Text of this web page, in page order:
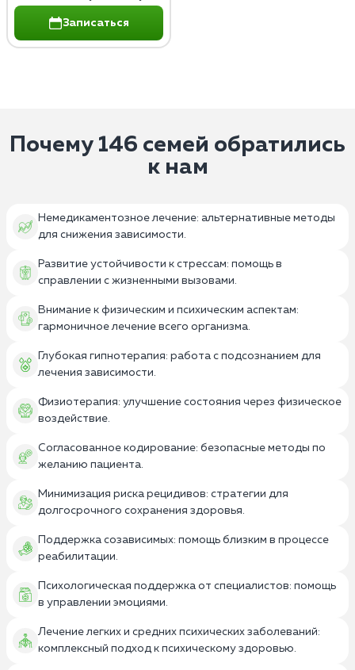
Записаться
Почему 146 семей обратились
к нам
Немедикаментозное лечение: альтернативные методы
для снижения зависимости.
Развитие устойчивости к стрессам: помощь в
справлении с жизненными вызовами.
Внимание к физическим и психическим аспектам:
гармоничное лечение всего организма.
Глубокая гипнотерапия: работа с подсознанием для
лечения зависимости.
Физиотерапия: улучшение состояния через физическое
воздействие.
Согласованное кодирование: безопасные методы по
желанию пациента.
Минимизация риска рецидивов: стратегии для
долгосрочного сохранения здоровья.
Поддержка созависимых: помощь близким в процессе
реабилитации.
Психологическая поддержка от специалистов: помощь
в управлении эмоциями.
Лечение легких и средних психических заболеваний:
комплексный подход к психическому здоровью.